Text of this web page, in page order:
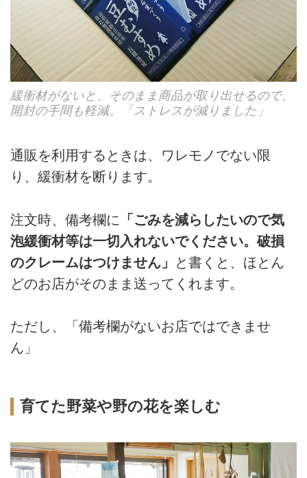
緩衝材がないと、そのまま商品が取り出せるので、
開封の手間も軽減。「ストレスが減りました」
通販を利用するときは、ワレモノでない限
り、緩衝材を断ります。
注文時、備考欄に 「ごみを減らしたいので気
泡緩衝材等は一切入れないでください。破損
のクレームはつけません」
と書くと、ほとん
どのお店がそのまま送ってくれます。
ただし、「備考欄がないお店ではできませ
ん」
育てた野菜や野の花を楽しむ